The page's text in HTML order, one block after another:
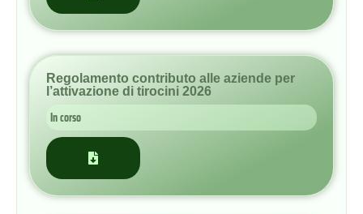
In corso
Bando formazione 2026
In corso